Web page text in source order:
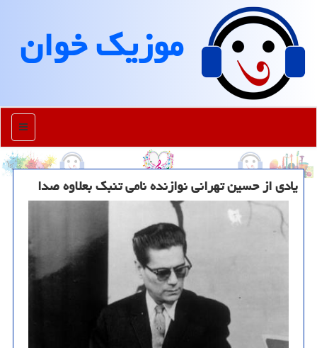
موزیك خوان
منو
یادی از حسین تهرانی نوازنده نامی تنبك بعلاوه صدا